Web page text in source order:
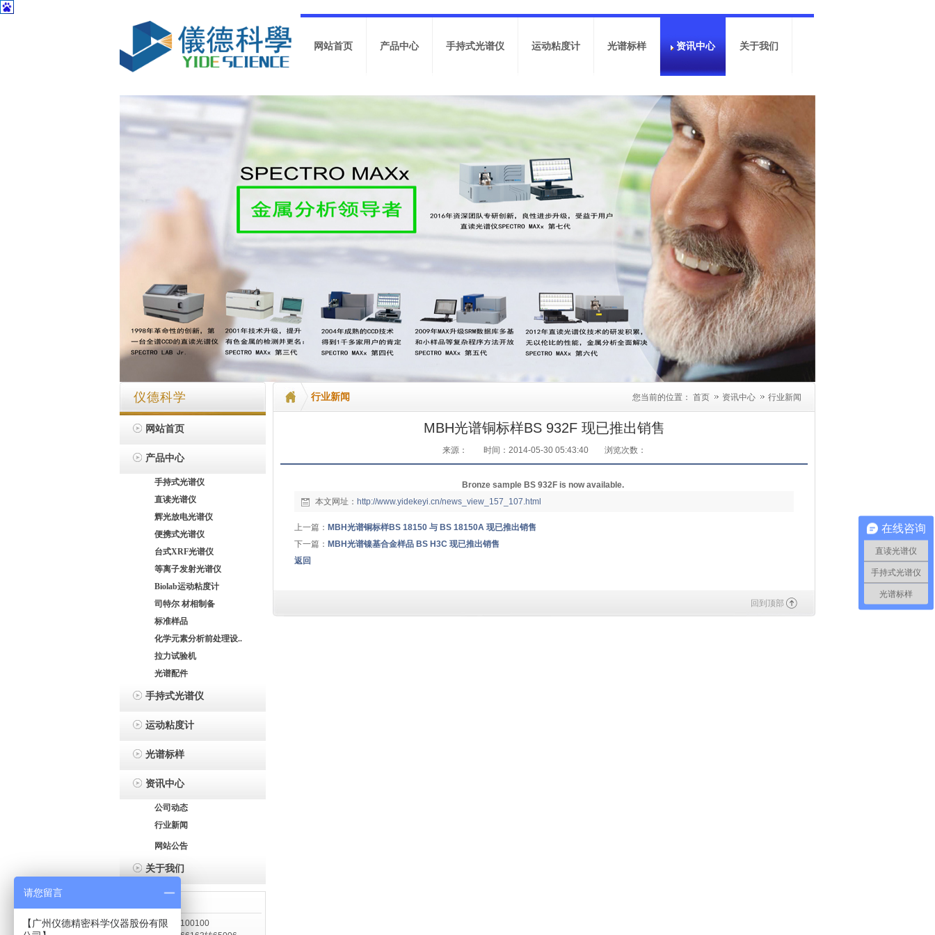
网站首页 产品中心 手持式光谱仪 运动粘度计 光谱标样 资讯中心 关于我们
仪德科学
网站首页
产品中心
手持式光谱仪
直读光谱仪
辉光放电光谱仪
便携式光谱仪
台式XRF光谱仪
等离子发射光谱仪
Biolab运动粘度计
司特尔 材相制备
标准样品
化学元素分析前处理设..
拉力试验机
光谱配件
手持式光谱仪
运动粘度计
光谱标样
资讯中心
公司动态
行业新闻
网站公告
关于我们
电 话： 13886100100
行业新闻 您当前的位置： 首页 资讯中心 行业新闻
MBH光谱铜标样BS 932F 现已推出销售
来源： 时间：2014-05-30 05:43:40 浏览次数：
Bronze sample BS 932F is now available.
本文网址： http://www.yidekeyi.cn/news_view_157_107.html
上一篇： MBH光谱铜标样BS 18150 与 BS 18150A 现已推出销售
下一篇： MBH光谱镍基合金样品 BS H3C 现已推出销售
返回
回到顶部
在线咨询
直读光谱仪
手持式光谱仪
光谱标样
请您留言
【广州仪德精密科学仪器股份有限